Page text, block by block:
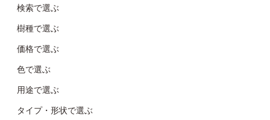
検索で選ぶ
樹種で選ぶ
価格で選ぶ
色で選ぶ
用途で選ぶ
タイプ・形状で選ぶ